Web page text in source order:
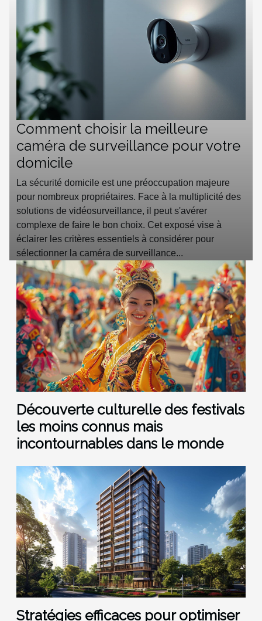
Comment choisir la meilleure
caméra de surveillance pour votre
domicile
La sécurité domicile est une préoccupation majeure
pour nombreux propriétaires. Face à la multiplicité des
solutions de vidéosurveillance, il peut s'avérer
complexe de faire le bon choix. Cet exposé vise à
éclairer les critères essentiels à considérer pour
sélectionner la caméra de surveillance...
Découverte culturelle des festivals
les moins connus mais
incontournables dans le monde
Stratégies efficaces pour optimiser